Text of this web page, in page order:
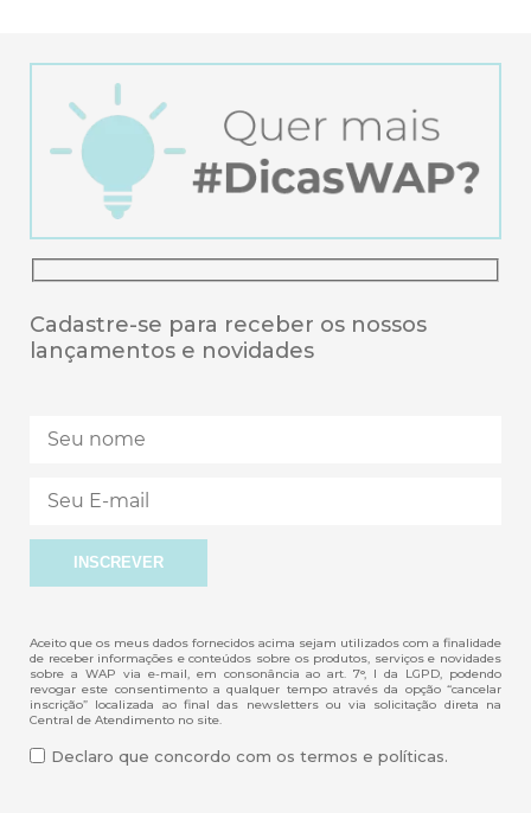
Cadastre-se para receber os nossos
lançamentos e novidades
Aceito que os meus dados fornecidos acima sejam utilizados com a finalidade
de receber informações e conteúdos sobre os produtos, serviços e novidades
sobre a WAP via e-mail, em consonância ao art. 7°, I da LGPD, podendo
revogar este consentimento a qualquer tempo através da opção “cancelar
inscrição” localizada ao final das newsletters ou via solicitação direta na
Central de Atendimento no site.
Declaro que concordo com os termos e políticas.